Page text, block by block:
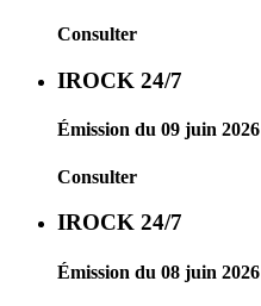
Consulter
IROCK 24/7
Émission du 09 juin 2026
Consulter
IROCK 24/7
Émission du 08 juin 2026